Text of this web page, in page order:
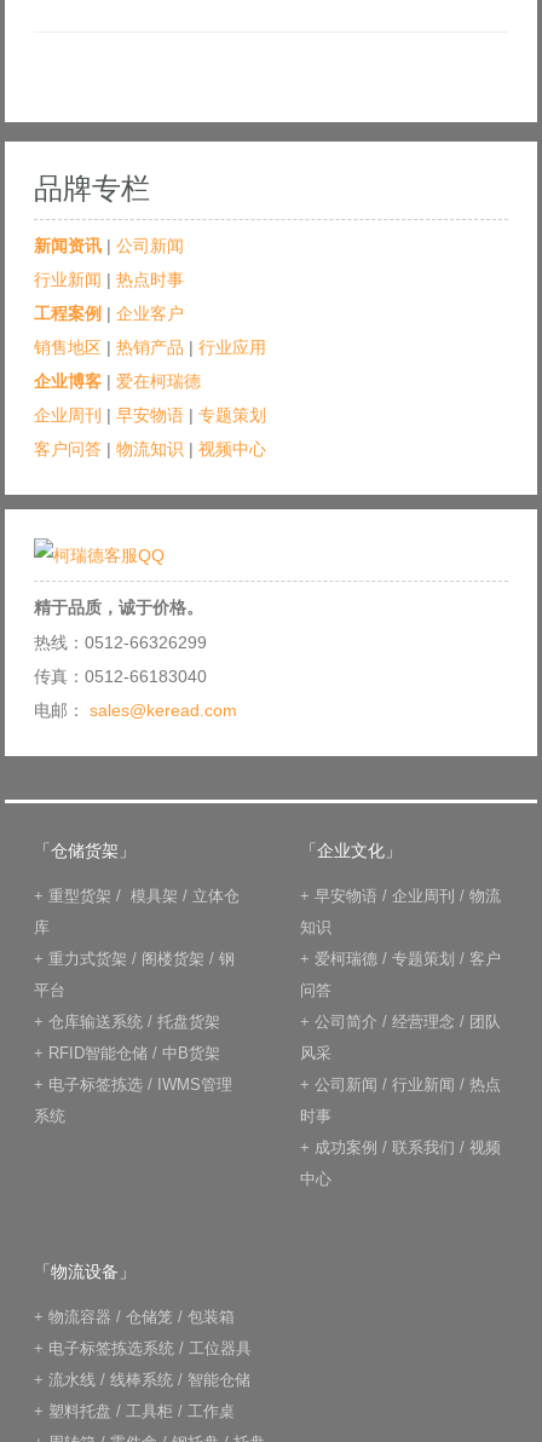
品牌专栏
新闻资讯 | 公司新闻
行业新闻 | 热点时事
工程案例 | 企业客户
销售地区 | 热销产品 | 行业应用
企业博客 | 爱在柯瑞德
企业周刊 | 早安物语 | 专题策划
客户问答 | 物流知识 | 视频中心
精于品质，诚于价格。
热线：0512-66326299
传真：0512-66183040
电邮： sales@keread.com
「仓储货架」
+ 重型货架 / 模具架 / 立体仓
库
+ 重力式货架 / 阁楼货架 / 钢
平台
+ 仓库输送系统 / 托盘货架
+ RFID智能仓储 / 中B货架
+ 电子标签拣选 / IWMS管理
系统
「企业文化」
+ 早安物语 / 企业周刊 / 物流
知识
+ 爱柯瑞德 / 专题策划 / 客户
问答
+ 公司简介 / 经营理念 / 团队
风采
+ 公司新闻 / 行业新闻 / 热点
时事
+ 成功案例 / 联系我们 / 视频
中心
「物流设备」
+ 物流容器 / 仓储笼 / 包装箱
+ 电子标签拣选系统 / 工位器具
+ 流水线 / 线棒系统 / 智能仓储
+ 塑料托盘 / 工具柜 / 工作桌